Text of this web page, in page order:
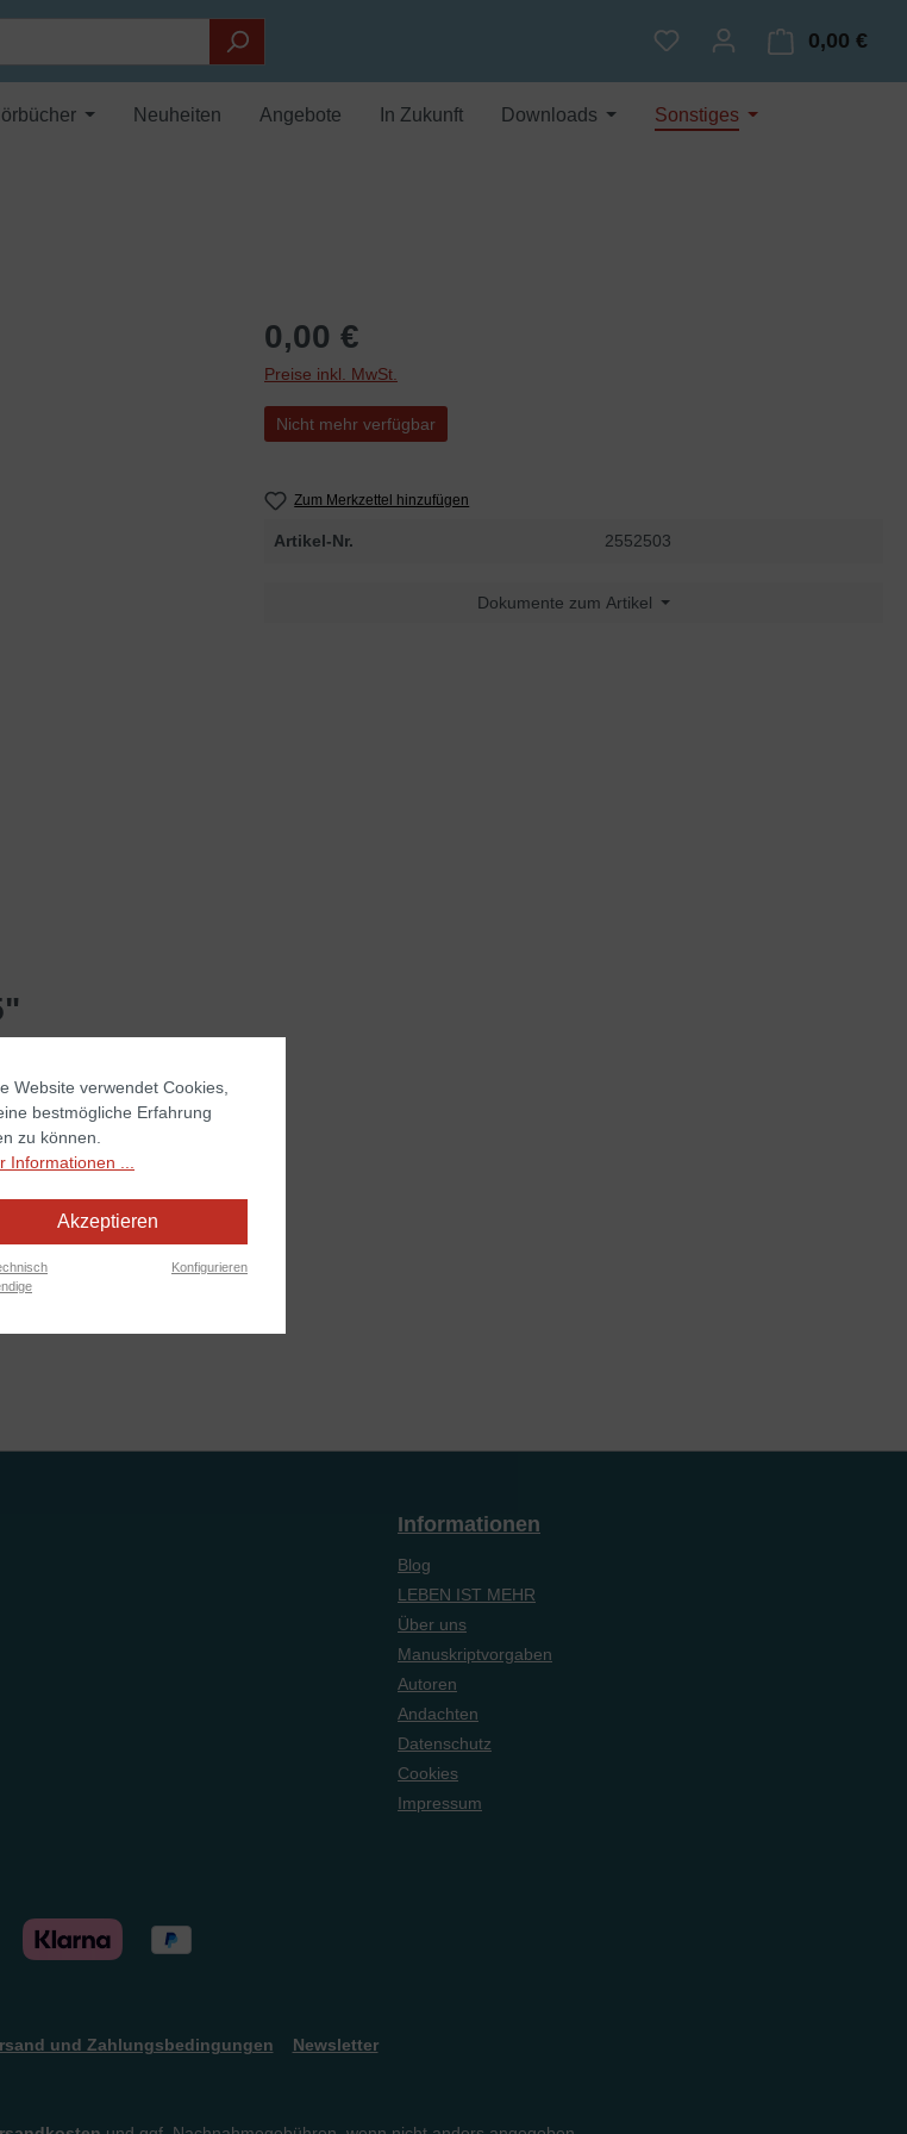
Du hast 0 Produkte auf
0,00 €
Neuheiten Angebote In Zukunft Downloads Sonstiges
0,00 €
Preise inkl. MwSt.
Nicht mehr verfügbar
Zum Merkzettel hinzufügen
Artikel-Nr. 2552503
Dokumente zum Artikel
Informationen
Blog
LEBEN IST MEHR
Über uns
Manuskriptvorgaben
Autoren
Andachten
Datenschutz
Cookies
Impressum
und Zahlungsbedingungen Newsletter
Website verwendet Cookies,
bestmögliche Erfahrung
zu können.
Informationen ...
Akzeptieren
Konfigurieren